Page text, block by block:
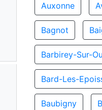
Auxonne
Bagnot
Barbirey-Sur-
Bard-Les-
Baubigny